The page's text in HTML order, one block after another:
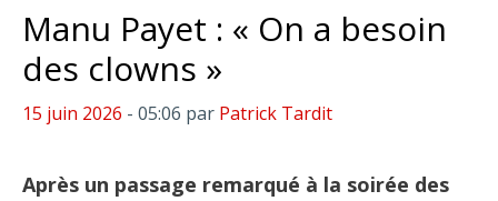
Manu Payet : « On a besoin
des clowns »
15 juin 2026 - 05:06 par Patrick Tardit
Après un passage remarqué à la soirée des